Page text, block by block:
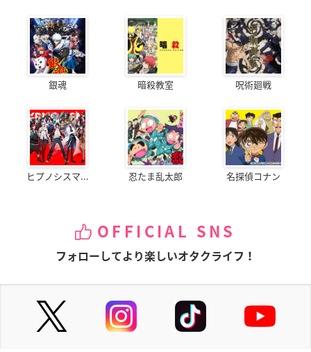
銀魂 暗殺教室 呪術廻戦
ヒプノシスマ... 忍たま乱太郎 名探偵コナン
OFFICIAL SNS
フォローしてより楽しいオタクライフ！